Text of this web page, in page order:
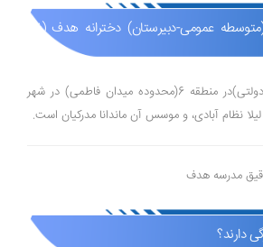
عمومی-دبیرستان) دخترانه هدف (غیر
مدرسههدف دخترانه(غیر دولتی)در منطقه 6(محدوده میدان فاطمی) در شهر
لیلا نظام آبادی، و موسس آن ماندانا مدركیان است.
مدرسه هدف
دارند؟